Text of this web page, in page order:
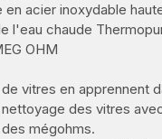
acier inoxydable
l'eau chaude
OHM
vitres en apprennent
des vitres
mégohms.